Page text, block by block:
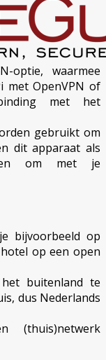
optie, waarmee
met OpenVPN of
met het
gebruikt om
dit apparaat als
om met je
bijvoorbeeld op
op een open
buitenland te
dus Nederlands
(thuis)netwerk